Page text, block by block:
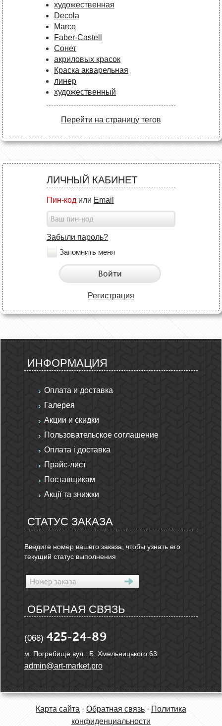
художественная
Decola
Marco
Faber-Castell
Сонет
акриловых красок
Краска акварельная
линер
художественный
Перейти на страницу тегов
ЛИЧНЫЙ КАБИНЕТ
Пин-код или Email
Забыли пароль?
Запомнить меня
Войти
Регистрация
ИНФОРМАЦИЯ
Оплата и доставка
Галерея
Акции и скидки
Пользовательское соглашение
Оплата і доставка
Прайс-лист
Поставщикам
Акції та знижки
СТАТУС ЗАКАЗА
Введите номер вашего заказа, чтобы узнать его
текущий статус выполнения
ОБРАТНАЯ СВЯЗЬ
(068) 425-24-89
м. Погребище вул.: Б. Хмельницького 63
admin@art-market.pro
Карта сайта · Обратная связь · Политика
конфиденциальности